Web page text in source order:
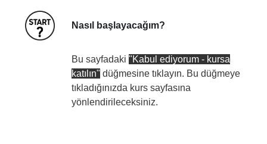
Nasıl başlayacağım?
Bu sayfadaki "Kabul ediyorum - kursa
katılın" düğmesine tıklayın. Bu düğmeye
tıkladığınızda kurs sayfasına
yönlendirileceksiniz.